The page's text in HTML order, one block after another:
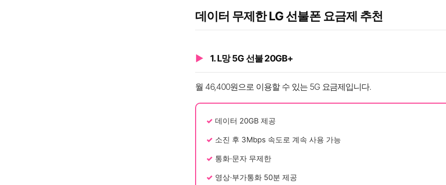
데이터 무제한 LG 선불폰 요금제 추천
1. L망 5G 선불 20GB+
월 46,400원으로 이용할 수 있는 5G 요금제입니다.
데이터 20GB 제공
소진 후 3Mbps 속도로 계속 사용 가능
통화·문자 무제한
영상·부가통화 50분 제공